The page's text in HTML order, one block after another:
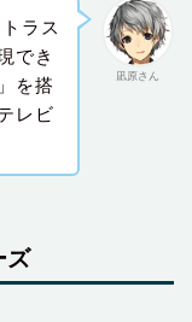
凪原さん
ラス
でき
を搭
レビ
ズ